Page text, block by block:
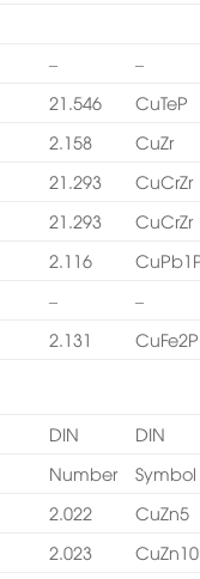
–
–
21.546
CuTeP
2.158
CuZr
21.293
CuCrZr
21.293
CuCrZr
2.116
–
–
2.131 CuFe2P
DIN
DIN
Number
Symbol
2.022
CuZn5
2.023
CuZn10